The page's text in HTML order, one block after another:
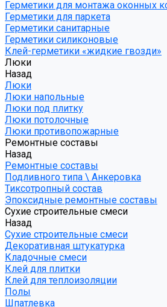
Герметики для монтажа оконных
Герметики для паркета
Герметики санитарные
Герметики силиконовые
Клей-герметики «жидкие гвозди»
Люки
Назад
Люки
Люки напольные
Люки под плитку
Люки потолочные
Люки противопожарные
Ремонтные составы
Назад
Ремонтные составы
Подливного типа \ Анкеровка
Тиксотропный состав
Эпоксидные ремонтные составы
Сухие строительные смеси
Назад
Сухие строительные смеси
Декоративная штукатурка
Кладочные смеси
Клей для плитки
Клей для теплоизоляции
Полы
Шпатлевка